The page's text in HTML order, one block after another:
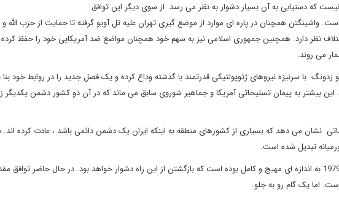
که دستیابی به آن بسیار دشوار به نظر می رسد. از سوی دیگر این توافق
واشینگتن همچنان در پاره ای موارد از موضع گیری تهران علیه تل آویو گرفته تا حمایت از حزب الله
نظر دارد. همچنین جمهوری اسلامی نیز به سهم خود همچنان مواضع ضد آمریکایی خود را حفظ
می روند.
و مائو زدونگ با سرنیزه نیروهای ژئوپولتیکی قدرتمند با گذشته وداع کرده و یک فصل جدید را در روابط خود بنا
بیشتر به پیمان تسلیحاتی آمریکا و جماهیر شوروی سابق می ماند که در آن دو کشور دشمن یکدیگر
نشان می دهد که بسیاری از کشورهای منطقه به اینکه ایران یک دشمن دائمی باشد ، عادت کرده اند.
تبدیل شده است.
خروج ایران از جامعه مدرن در سال 1979 به اندازه ای مهیج و کامل بوده است که بازگشتن از این راه دشوار خواهد بود. در حال حاضر
اما یک گام رو به جلو.